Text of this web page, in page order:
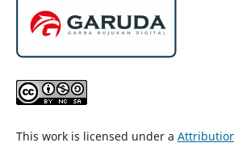
This work is licensed under a